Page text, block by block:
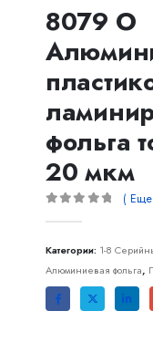
8079 O
фольга
20 мкм
( Еще
Категории: 1-8
Алюминиевая фольга,